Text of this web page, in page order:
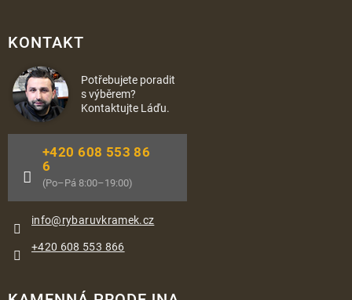
KONTAKT
Potřebujete poradit
s výběrem?
Kontaktujte Láďu.
info@rybaruvkramek.cz
+420 608 553 86
6
(Po–Pá 8:00–19:00)
+420 608 553 866